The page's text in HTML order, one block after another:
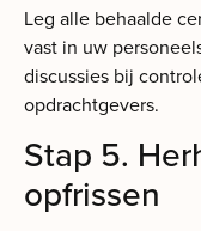
Leg alle behaalde
vast in uw
discussies bij
opdrachtgevers.
Stap 5.
opfrissen